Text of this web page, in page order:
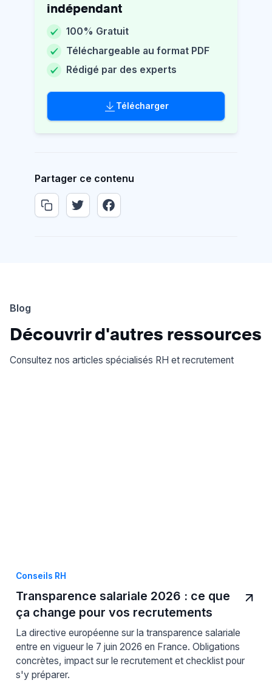
indépendant
100% Gratuit
Téléchargeable au format PDF
Rédigé par des experts
Télécharger
Partager ce contenu
Blog
Découvrir d'autres ressources
Consultez nos articles spécialisés RH et recrutement
Conseils RH
Transparence salariale 2026 : ce que
ça change pour vos recrutements
La directive européenne sur la transparence salariale
entre en vigueur le 7 juin 2026 en France. Obligations
concrètes, impact sur le recrutement et checklist pour
s'y préparer.